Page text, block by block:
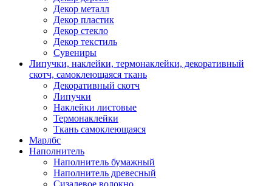
Декор металл
Декор пластик
Декор стекло
Декор текстиль
Сувениры
Липучки, наклейки, термонаклейки, декоративный
скотч, самоклеющаяся ткань
Декоративный скотч
Липучки
Наклейки листовые
Термонаклейки
Ткань самоклеющаяся
Марлбс
Наполнитель
Наполнитель бумажный
Наполнитель древесный